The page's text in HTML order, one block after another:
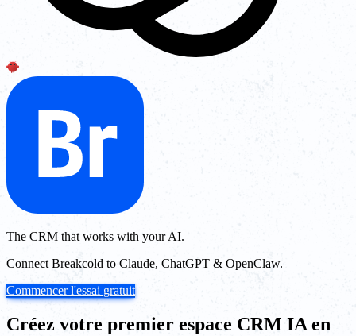
The CRM that works with your AI.
Connect Breakcold to Claude, ChatGPT & OpenClaw.
Commencer l'essai gratuit
Créez votre premier espace CRM IA en